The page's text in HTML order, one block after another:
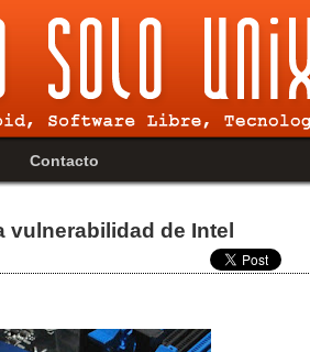
Contacto
vulnerabilidad de Intel